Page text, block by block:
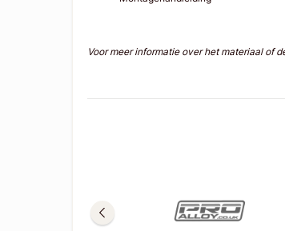
Voor meer informatie over het materiaal of